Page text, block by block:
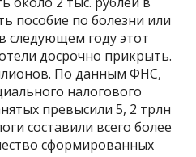
пособие по болезни или
следующем году этот
досрочно прикрыть.
По данным ФНС,
налогового
превысили 5, 2 трлн
составили всего более
сформированных